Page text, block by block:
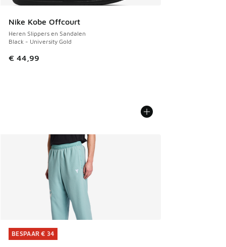
Nike Kobe Offcourt
Heren Slippers en Sandalen
Black - University Gold
€ 44,99
BESPAAR € 34
BESPAAR € 34